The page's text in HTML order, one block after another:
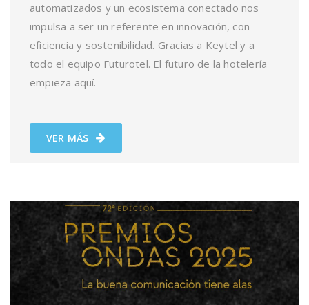
automatizados y un ecosistema conectado nos
impulsa a ser un referente en innovación, con
eficiencia y sostenibilidad. Gracias a Keytel y a
todo el equipo Futurotel. El futuro de la hotelería
empieza aquí.
VER MÁS